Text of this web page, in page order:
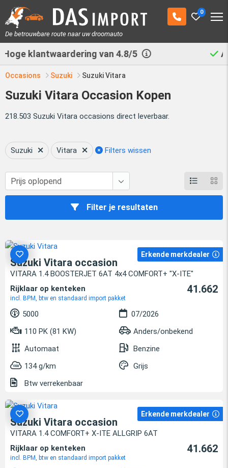
0
De betrouwbare route naar uw droomauto
Al29.531auto's geimporteerd
Occasions Suzuki Suzuki Vitara
Suzuki Vitara Occasion Kopen
218.503 Suzuki Vitara occasions direct leverbaar.
Suzuki Vitara Filters wissen
Filter je resultaten
Erkende merkdealer
Suzuki Vitara occasion
VITARA 1.4 BOOSTERJET 6AT 4x4 COMFORT+ "X-ITE"
Rijklaar op kenteken
incl. BPM, btw en standaard import pakket
41.662
5000
07/2026
110 PK (81 KW)
Anders/onbekend
Automaat
Benzine
134 g/km
Grijs
Btw verrekenbaar
Erkende merkdealer
Suzuki Vitara occasion
VITARA 1.4 COMFORT+ X-ITE ALLGRIP 6AT
Rijklaar op kenteken
incl. BPM, btw en standaard import pakket
41.662